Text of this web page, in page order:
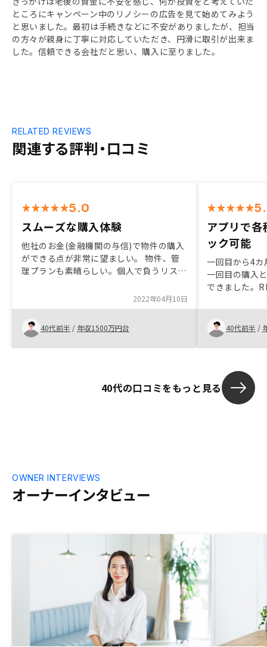
ところにキャンペーン中のリノシーの広告を見て始めてみよう
と思いました。最初は手続きなどに不安がありましたが、担当
の方々が親身に丁寧に対応していただき、円滑に取引が出来ま
した。信頼できる会社だと思い、購入に至りました。
関連する評判・口コミ
RELATED REVIEWS
5.0
スムーズな購入体験
他社のお金(金融機関の与信)で物件の購入
ができる点が非常に望ましい。 物件、管
理プランも素晴らしい。個人で負うリスク
方も、懇切丁寧な説明で素晴らしい 提携
金融機関の経済条件も素晴らしいものだっ
た
2022年04月10日
40代前半 / 年収1500万円台
アプリで
ック可能
一回目から4
一回目の購入
できました。
た態度に、非
て、物件自体
ます。
40代前半 /
40代の口コミをもっと見る
オーナーインタビュー
OWNER INTERVIEWS